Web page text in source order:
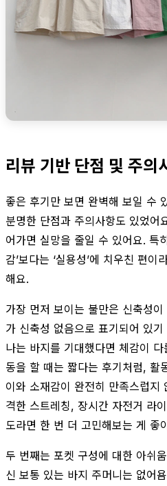
리뷰 기반 단점 및 주의
좋은 후기만 보면 완벽해 보일 수
분명한 단점과 주의사항도 있었어
어가면 실망을 줄일 수 있어요. 특
감’보다는 ‘실용성’에 치우친 편
해요.
가장 먼저 보이는 불만은 신축성
가 신축성 없음으로 표기되어 있
나는 바지를 기대했다면 체감이
동을 할 때는 짧다는 후기처럼, 활
이와 소재감이 완전히 만족스럽지
격한 스트레칭, 장시간 자전거 라
도라면 한 번 더 고민해보는 게 좋
두 번째는 포켓 구성에 대한 아쉬
신 보통 있는 바지 주머니는 없어